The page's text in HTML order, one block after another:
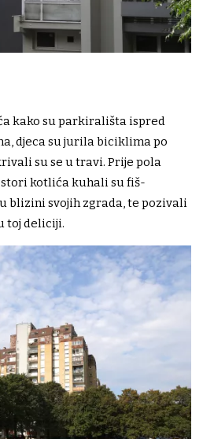
kako su parkirališta ispred
djeca su jurila biciklima po
su se u travi. Prije pola
kotlića kuhali su fiš-
blizini svojih zgrada, te pozivali
toj deliciji.